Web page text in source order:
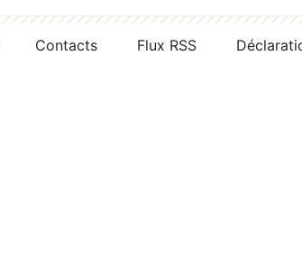
Contacts Flux RSS